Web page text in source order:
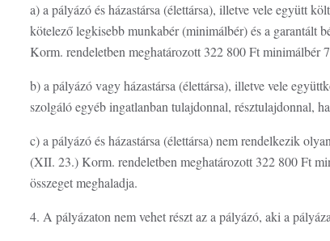
a) a pályázó és házastársa (élettársa), illetve vele együtt
kötelező legkisebb munkabér (minimálbér) és a
Korm. rendeletben meghatározott 322 800 Ft minimálbér
b) a pályázó vagy házastársa (élettársa), illetve vele
szolgáló egyéb ingatlanban tulajdonnal, résztulajdonnal,
c) a pályázó és házastársa (élettársa) nem rendelkezik
(XII. 23.) Korm. rendeletben meghatározott 322 800 Ft
összeget meghaladja.
4. A pályázaton nem vehet részt az a pályázó, aki a